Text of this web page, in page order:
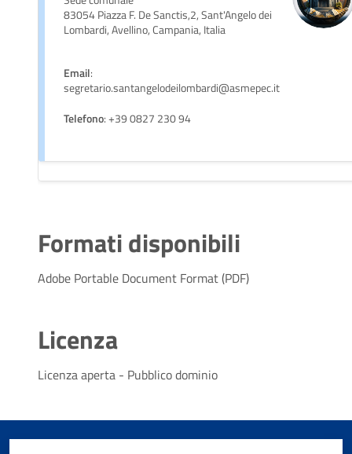
83054 Piazza F. De Sanctis,2, Sant'Angelo dei
Lombardi, Avellino, Campania, Italia
Email:
segretario.santangelodeilombardi@asmepec.it
Telefono: +39 0827 230 94
Formati disponibili
Adobe Portable Document Format (PDF)
Licenza
Licenza aperta - Pubblico dominio